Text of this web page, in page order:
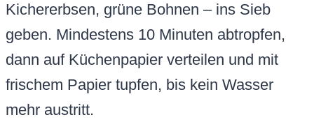
Kichererbsen, grüne Bohnen – ins Sieb
geben. Mindestens 10 Minuten abtropfen,
dann auf Küchenpapier verteilen und mit
frischem Papier tupfen, bis kein Wasser
mehr austritt.